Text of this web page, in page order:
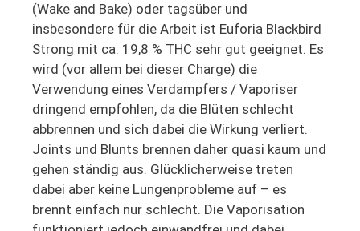
(Wake and Bake) oder tagsüber und
insbesondere für die Arbeit ist Euforia Blackbird
Strong mit ca. 19,8 % THC sehr gut geeignet. Es
wird (vor allem bei dieser Charge) die
Verwendung eines Verdampfers / Vaporiser
dringend empfohlen, da die Blüten schlecht
abbrennen und sich dabei die Wirkung verliert.
Joints und Blunts brennen daher quasi kaum und
gehen ständig aus. Glücklicherweise treten
dabei aber keine Lungenprobleme auf – es
brennt einfach nur schlecht. Die Vaporisation